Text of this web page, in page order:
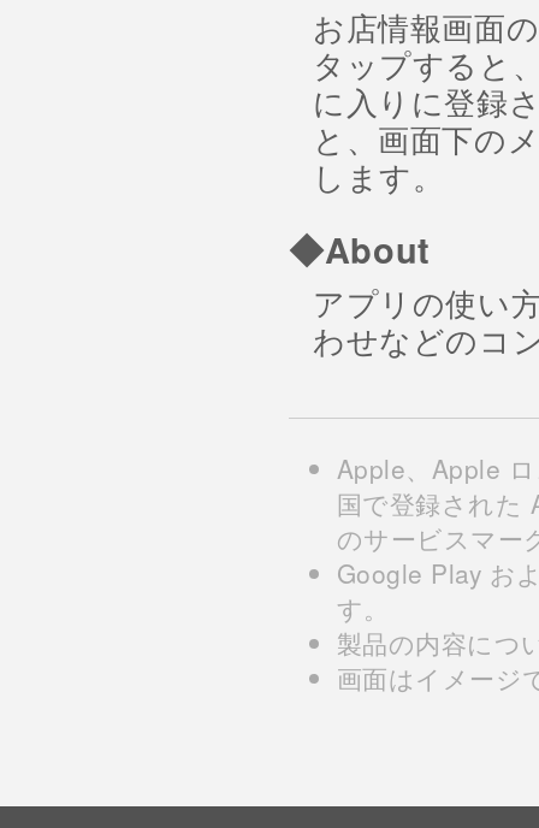
お店情報画面
タップすると
に入りに登録
と、画面下の
します。
◆About
アプリの使い
わせなどのコ
Apple、Apple
国で登録された
のサービスマー
Google Play お
す。
製品の内容につ
画面はイメージ